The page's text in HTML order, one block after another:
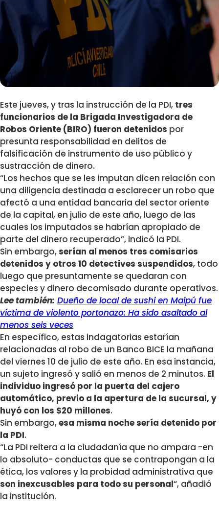
Este jueves, y tras la instrucción de la PDI, tres
funcionarios de la Brigada Investigadora de
Robos Oriente (BIRO) fueron detenidos por
presunta responsabilidad en delitos de
falsificación de instrumento de uso público y
sustracción de dinero.
“Los hechos que se les imputan dicen relación con
una diligencia destinada a esclarecer un robo que
afectó a una entidad bancaria del sector oriente
de la capital, en julio de este año, luego de las
cuales los imputados se habrían apropiado de
parte del dinero recuperado”, indicó la PDI.
Sin embargo,serían al menos tres comisarios
detenidos y otros 10 detectives suspendidos, todo
luego que presuntamente se quedaran con
especies y dinero decomisado durante operativos.
Lee también: Dueño de local de sushi en Maipú fue
víctima de violento portonazo: Ha sido asaltado al
menos seis veces
En específico, estas indagatorias estarían
relacionadas al robo de un Banco BICE la mañana
del viernes 10 de julio de este año. En esa instancia,
un sujeto ingresó y salió en menos de 2 minutos. El
individuo ingresó por la puerta del cajero
automático, previo a la apertura de la sucursal, y
huyó con los $20 millones.
Sin embargo,esa misma noche sería detenido por
la PDI.
“La PDI reitera a la ciudadanía que no ampara -en
lo absoluto- conductas que se contrapongan a la
ética, los valores y la probidad administrativa que
son inexcusables para todo su personal“, añadió
la institución.